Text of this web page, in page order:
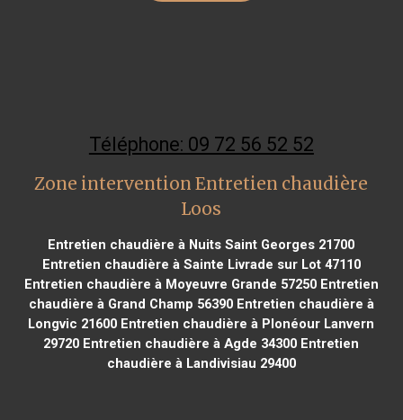
Téléphone: 09 72 56 52 52
Zone intervention Entretien chaudière
Loos
Entretien chaudière à Nuits Saint Georges 21700
Entretien chaudière à Sainte Livrade sur Lot 47110
Entretien chaudière à Moyeuvre Grande 57250Entretien
chaudière à Grand Champ 56390Entretien chaudière à
Longvic 21600 Entretien chaudière à Plonéour Lanvern
29720 Entretien chaudière à Agde 34300 Entretien
chaudière à Landivisiau 29400